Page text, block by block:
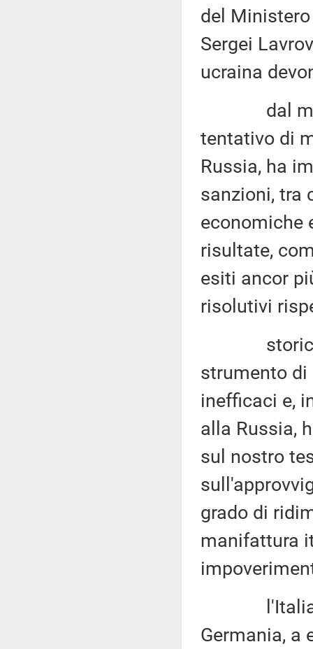
del
Sergei
ucraina
dal mese
tentativo di
Russia, ha
sanzioni, tra
economiche
risultate,
esiti ancor
risolutivi
strumento
inefficaci e,
alla Russia,
sul nostro
grado di
manifattura
l'Italia è il
Germania, a